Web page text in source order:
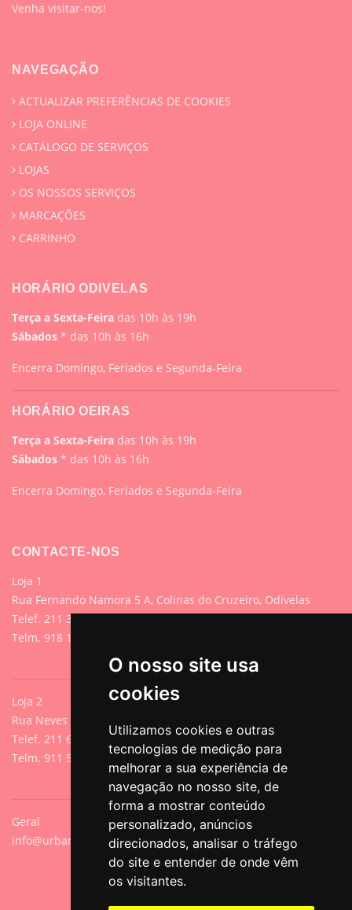
O nosso site usa
cookies
Utilizamos cookies e outras
tecnologias de medição para
melhorar a sua experiência de
navegação no nosso site, de
forma a mostrar conteúdo
personalizado, anúncios
direcionados, analisar o tráfego
do site e entender de onde vêm
os visitantes.
Venha visitar-nos!
NAVEGAÇÃO
ACTUALIZAR PREFERÊNCIAS DE COOKIES
LOJA ONLINE
CATÁLOGO DE SERVIÇOS
LOJAS
OS NOSSOS SERVIÇOS
MARCAÇÕES
CARRINHO
HORÁRIO ODIVELAS
Terça a Sexta-Feira das 10h às 19h
Sábados * das 10h às 16h
Encerra Domingo, Feriados e Segunda-Feira
HORÁRIO OEIRAS
Terça a Sexta-Feira das 10h às 19h
Sábados * das 10h às 16h
Encerra Domingo, Feriados e Segunda-Feira
CONTACTE-NOS
Loja 1
Rua Fernando Namora 5 A, Colinas do Cruzeiro, Odivelas
Telef. 211 395 882 (Chamada para rede fixa nacional)
Telm. 918 107 618 (Chamada para rede móvel nacional)
Loja 2
Rua Neves de Sousa 13A, Cacilhas, Oeiras
Telef. 211 640 788 (Chamada para rede fixa nacional)
Telm. 911 571 542 (Chamada para rede móvel nacional)
Geral
info@urbanpets.pt